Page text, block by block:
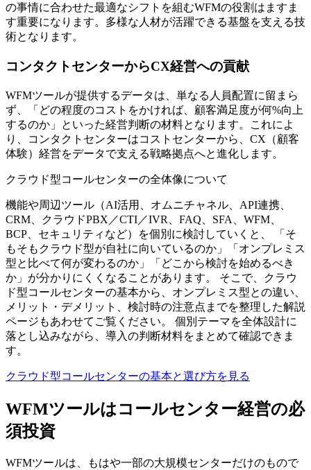
の事情に合わせた最適なシフトを組むWFMの役割はますま
す重要になります。多様な人材が活躍できる基盤を支える技
術となります。
コンタクトセンターからCX経営への貢献
WFMツールが提供するデータは、単なる人員配置に留まら
ず、「どの程度のコストをかければ、顧客満足度が何%向上
するのか」といった経営判断の材料となります。これによ
り、コンタクトセンターはコストセンターから、 CX（顧客
体験）経営をデータで支える戦略拠点へと進化します。
クラウド型コールセンターの全体像について
機能や周辺ツール（AI活用、オムニチャネル、API連携、
CRM、クラウドPBX／CTI／IVR、FAQ、SFA、WFM、
BCP、セキュリティなど）を個別に検討していくと、 「そ
もそもクラウド型が自社に向いているのか」「オンプレミス
型と比べて何が変わるのか」「どこから検討を始めるべき
か」が分かりにくくなることがあります。 そこで、クラウ
ド型コールセンターの基本から、オンプレミス型との違い、
メリット・デメリット、検討時の注意点までを整理した解説
ページもあわせてご覧ください。 個別テーマを全体設計に
落とし込みながら、導入の判断材料をまとめて確認できま
す。
クラウド型コールセンターの基本と選び方を見る
WFMツールはコールセンター経営の必
須投資
WFMツールは、もはや一部の大規模センターだけのもので